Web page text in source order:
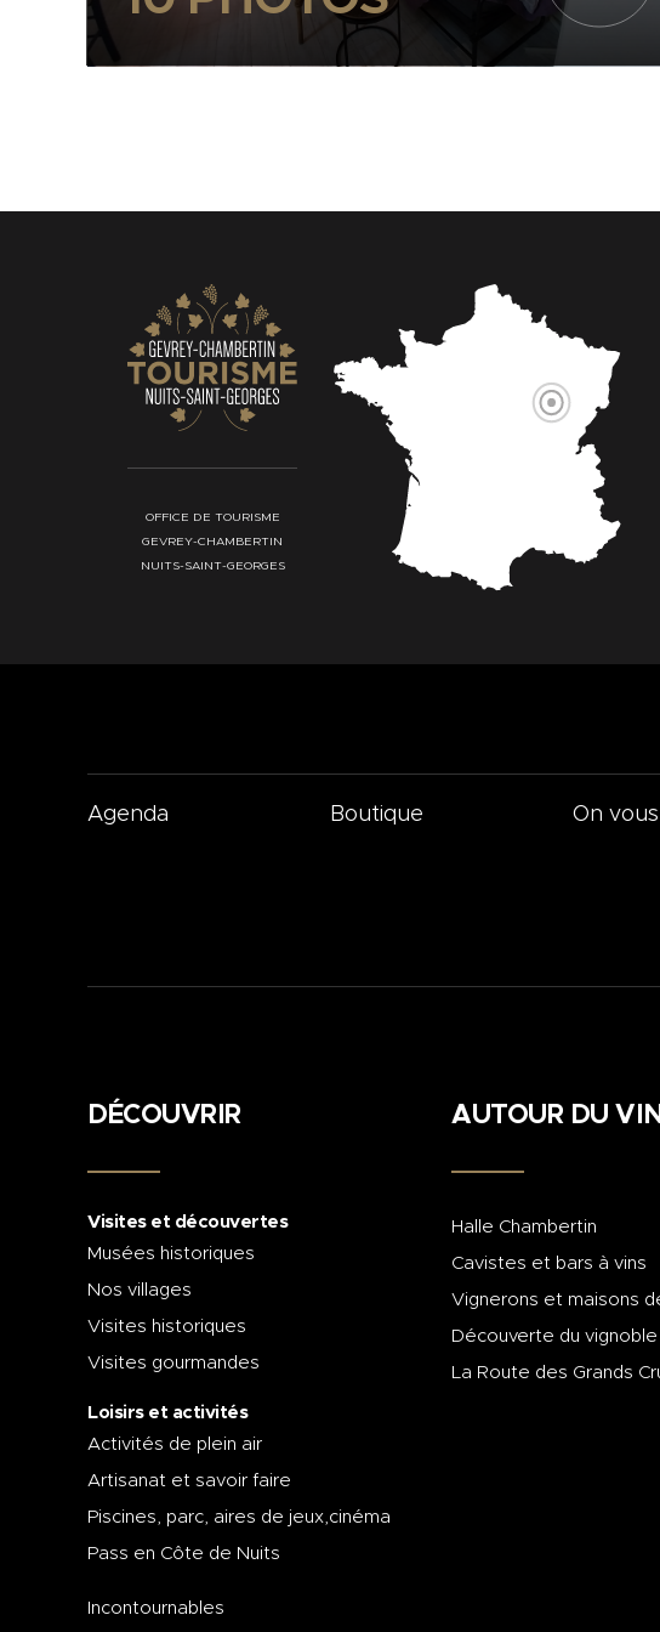
OFFICE DE TOURISME
GEVREY-CHAMBERTIN
NUITS-SAINT-GEORGES
Agenda Boutique On
DÉCOUVRIR
Visites et découvertes
Musées historiques
Nos villages
Visites historiques
Visites gourmandes
Loisirs et activités
Activités de plein air
Artisanat et savoir faire
Piscines, parc, aires de jeux,cinéma
Pass en Côte de Nuits
Incontournables
AUTOUR DU VIN
Halle Chambertin
Cavistes et bars à vins
Vignerons et maisons
Découverte du vignoble
La Route des Grands